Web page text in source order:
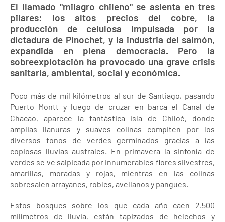
El llamado "milagro chileno" se asienta en tres
pilares: los altos precios del cobre, la
producción de celulosa impulsada por la
dictadura de Pinochet, y la industria del salmón,
expandida en plena democracia. Pero la
sobreexplotación ha provocado una grave crisis
sanitaria, ambiental, social y económica.
Poco más de mil kilómetros al sur de Santiago, pasando
Puerto Montt y luego de cruzar en barca el Canal de
Chacao, aparece la fantástica isla de Chiloé, donde
amplias llanuras y suaves colinas compiten por los
diversos tonos de verdes germinados gracias a las
copiosas lluvias australes. En primavera la sinfonía de
verdes se ve salpicada por innumerables flores silvestres,
amarillas, moradas y rojas, mientras en las colinas
sobresalen arrayanes, robles, avellanos y pangues.
Estos bosques sobre los que cada año caen 2.500
milímetros de lluvia, están tapizados de helechos y